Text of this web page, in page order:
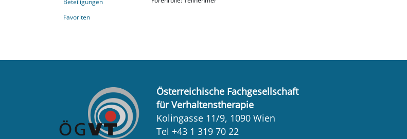
Beteiligungen
Favoriten
Österreichische Fachgesellschaft
für Verhaltenstherapie
Kolingasse 11/9, 1090 Wien
Tel +43 1 319 70 22